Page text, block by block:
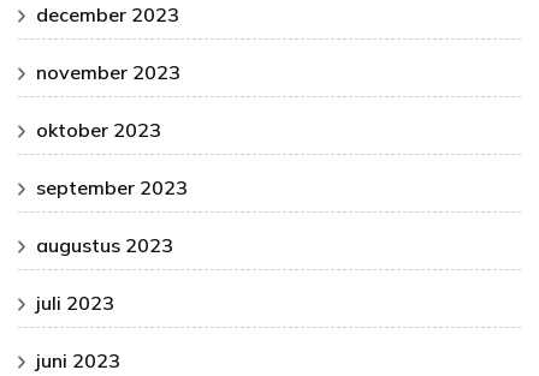
december 2023
november 2023
oktober 2023
september 2023
augustus 2023
juli 2023
juni 2023